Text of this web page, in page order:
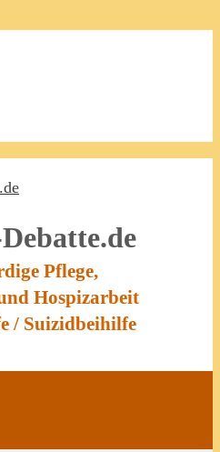
Pflege,
Hospizarbeit
/ Suizidbeihilfe